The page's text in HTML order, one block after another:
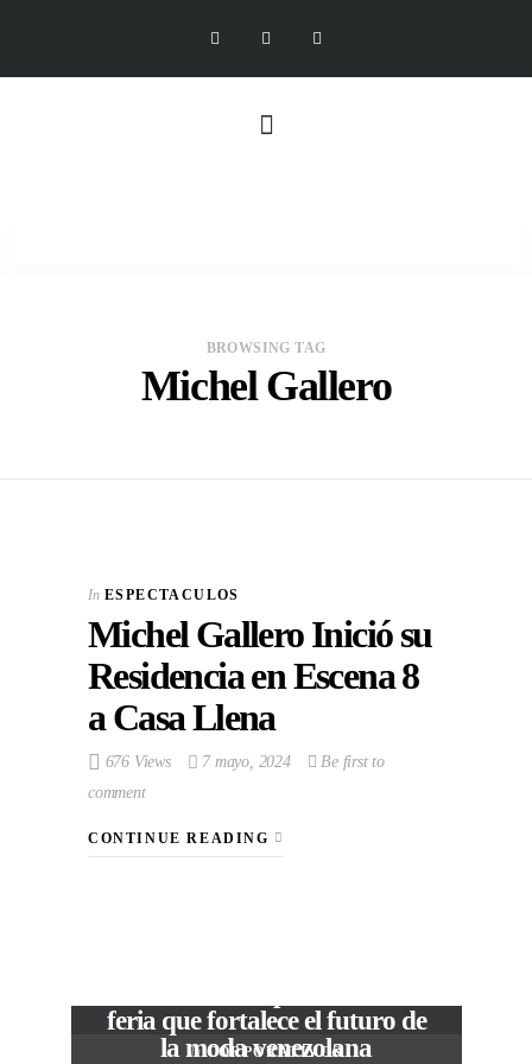
BROWSING TAG
Michel Gallero
In ESPECTACULOS
Michel Gallero Inició su
Residencia en Escena 8
a Casa Llena
676 Views 7 mayo, 2024
Be first to
comment
CONTINUE READING
In CORPORATIVOS
feria que fortalece el futuro de
la moda venezolana